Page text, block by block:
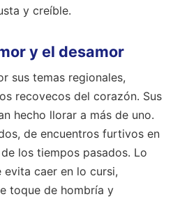
sus temas regionales,
recovecos del corazón. Sus
hecho llorar a más de uno.
de encuentros furtivos en
los tiempos pasados. Lo
evita caer en lo cursi,
toque de hombría y
del sur.